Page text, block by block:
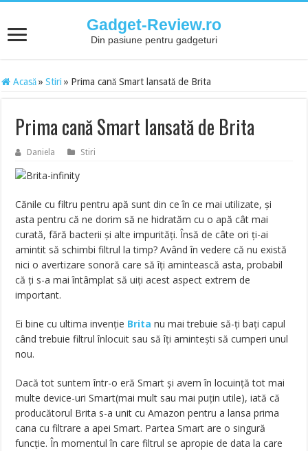
Gadget-Review.ro
Din pasiune pentru gadgeturi
Acasă » Stiri » Prima cană Smart lansată de Brita
Prima cană Smart lansată de Brita
Daniela Stiri
Cănile cu filtru pentru apă sunt din ce în ce mai utilizate, și
asta pentru că ne dorim să ne hidratăm cu o apă cât mai
curată, fără bacterii și alte impurități. Însă de câte ori ți-ai
amintit să schimbi filtrul la timp? Având în vedere că nu există
nici o avertizare sonoră care să îți amintească asta, probabil
că ți s-a mai întâmplat să uiți acest aspect extrem de
important.
Ei bine cu ultima invenție Brita nu mai trebuie să-ți bați capul
când trebuie filtrul înlocuit sau să îți amintești să cumperi unul
nou.
Dacă tot suntem într-o eră Smart și avem în locuință tot mai
multe device-uri Smart(mai mult sau mai puțin utile), iată că
producătorul Brita s-a unit cu Amazon pentru a lansa prima
cana cu filtrare a apei Smart. Partea Smart are o singură
funcție. În momentul în care filtrul se apropie de data la care